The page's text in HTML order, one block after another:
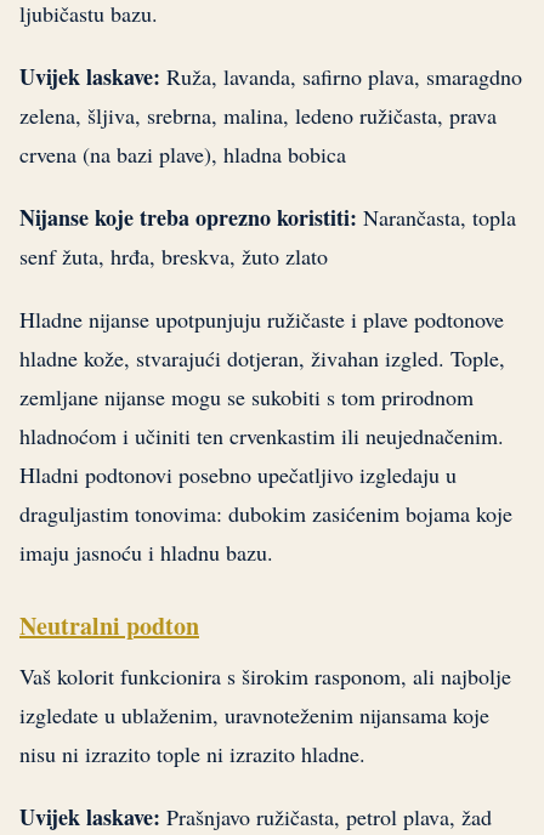
ljubičastu bazu.
Uvijek laskave: Ruža, lavanda, safirno plava, smaragdno
zelena, šljiva, srebrna, malina, ledeno ružičasta, prava
crvena (na bazi plave), hladna bobica
Nijanse koje treba oprezno koristiti: Narančasta, topla
senf žuta, hrđa, breskva, žuto zlato
Hladne nijanse upotpunjuju ružičaste i plave podtonove
hladne kože, stvarajući dotjeran, živahan izgled. Tople,
zemljane nijanse mogu se sukobiti s tom prirodnom
hladnoćom i učiniti ten crvenkastim ili neujednačenim.
Hladni podtonovi posebno upečatljivo izgledaju u
draguljastim tonovima: dubokim zasićenim bojama koje
imaju jasnoću i hladnu bazu.
Neutralni podton
Vaš kolorit funkcionira s širokim rasponom, ali najbolje
izgledate u ublaženim, uravnoteženim nijansama koje
nisu ni izrazito tople ni izrazito hladne.
Uvijek laskave: Prašnjavo ružičasta, petrol plava, žad